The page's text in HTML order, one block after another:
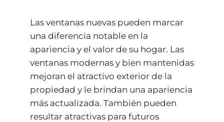
Las ventanas nuevas pueden marcar
una diferencia notable en la
apariencia y el valor de su hogar. Las
ventanas modernas y bien mantenidas
mejoran el atractivo exterior de la
propiedad y le brindan una apariencia
más actualizada. También pueden
resultar atractivas para futuros